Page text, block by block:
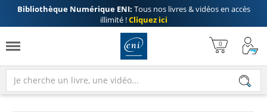
Bibliothèque Numérique ENI: Tous nos livres & vidéos en accès
illimité !Cliquez ici